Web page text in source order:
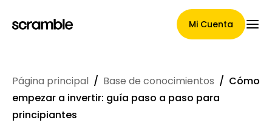
Mi Cuenta
Página Principal
Página principal / Base de conocimientos / Cómo
empezar a invertir: guía paso a paso para
principiantes